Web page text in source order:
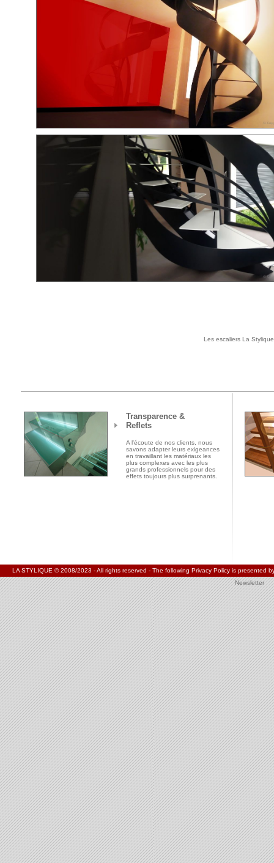
Les escaliers La
Transparence &
Reflets
A l'écoute de nos clients, nous
savons adapter leurs exigeances
en travaillant les matériaux les
plus complexes avec les plus
grands professionnels pour des
effets toujours plus surprenants.
LA STYLIQUE © 2008/2023 - All rights reserved - The following Privacy Policy is
Newsletter